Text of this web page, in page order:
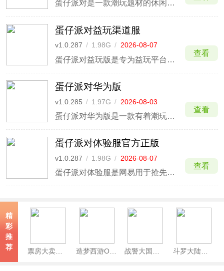
蛋仔派对是一款潮玩题材的休闲竞技闯关手游，在这里你将化身Q萌蛋仔，携好友挑战各类奇妙关卡，加入热闹非凡的闯关派对。你将进入神奇的蛋仔岛，操控萌萌的蛋仔，用圆滚滚的身体穿越各种奇妙的机关、陷阱，达成闯关晋级成就！
蛋仔派对益玩渠道服
v1.0.287 / 1.98G / 2026-08-07
蛋仔派对益玩版是专为益玩平台玩家打造的Q萌潮玩派对手游。支持益玩账号一键直连，登录即领渠道专属福利礼包！玩家可化身萌蛋参与多关卡碰撞淘汰赛，体验单人闯关与团队协作的趣味竞技。
查看
蛋仔派对华为版
v1.0.285 / 1.97G / 2026-08-03
蛋仔派对华为版是一款有着潮玩题材的休闲卡通手游，该版本是游戏官方专为华为手机用户所打造的一款游戏客户端，玩家除了可以使用华为账号进行登录之外，还拥有华为渠道服的专属礼包，同时也对华为的各个机型专门做了优化，使得华为版可以运行得更加流畅，玩家们的游戏体验也更加舒适。
查看
蛋仔派对体验服官方正版
v1.0.287 / 1.98G / 2026-08-07
蛋仔派对体验服是网易用于抢先测试最新游戏内容的官方体验服务器。玩家可优先试玩尚未正式上线的新版本玩法、潮玩盲盒与关卡模式，并免费领取体验服专属彩虹币等丰厚福利！游戏继承Q萌盲盒画风与真实物理碰撞，支持32人同屏闯关淘汰赛与开黑连麦。
查看
精
彩
推
荐
票房大卖王官方版 造梦西游OL手游官方正版